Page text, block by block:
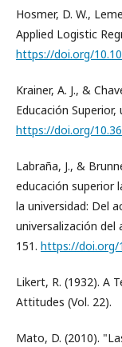
Hosmer, D. W.,
Applied Logistic
https://doi.org/
Krainer, A. J., &
Educación
https://doi.org/
Labraña, J., &
educación superior
la universidad: Del
universalización del
151. https://doi.org/
Likert, R. (1932). A
Attitudes (Vol. 22).
Mato, D. (2010).